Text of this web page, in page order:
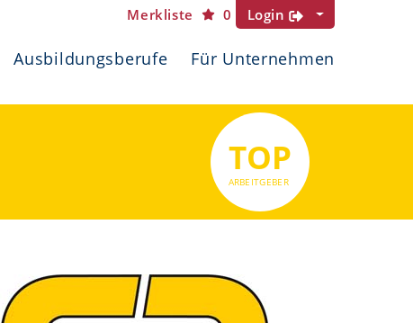
Merkliste 0 Login
Ausbildungsberufe Für Unternehmen
TOP
ARBEITGEBER